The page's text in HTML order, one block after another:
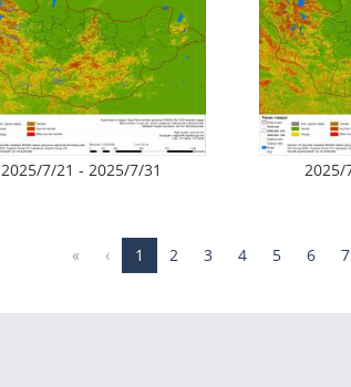
2025/7/21 - 2025/7/31 2025/
« ‹ 1 2 3 4 5 6 7